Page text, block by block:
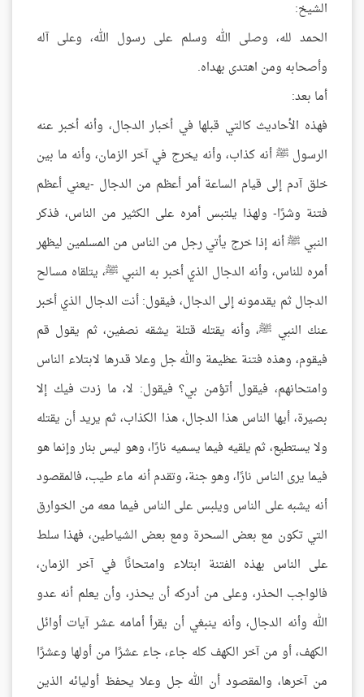
الشيخ:
الحمد لله، وصلى الله وسلم على رسول الله، وعلى آله
وأصحابه ومن اهتدى بهداه.
أما بعد:
فهذه الأحاديث كالتي قبلها في أخبار الدجال، وأنه أخبر عنه
الرسول ﷺ أنه كذاب، وأنه يخرج في آخر الزمان، وأنه ما بين
خلق آدم إلى قيام الساعة أمر أعظم من الدجال -يعني أعظم
فتنة وشرًا- ولهذا يلتبس أمره على الكثير من الناس، فذكر
النبي ﷺ أنه إذا خرج يأتي رجل من الناس من المسلمين ليظهر
أمره للناس، وأنه الدجال الذي أخبر به النبي ﷺ، يتلقاه مسالح
الدجال ثم يقدمونه إلى الدجال، فيقول: أنت الدجال الذي أخبر
عنك النبي ﷺ، وأنه يقتله قتلة يشقه نصفين، ثم يقول قم
فيقوم، وهذه فتنة عظيمة والله جل وعلا قدرها لابتلاء الناس
وامتحانهم، فيقول أتؤمن بي؟ فيقول: لا، ما زدت فيك إلا
بصيرة، أيها الناس هذا الدجال، هذا الكذاب، ثم يريد أن يقتله
ولا يستطيع، ثم يلقيه فيما يسميه نارًا، وهو ليس بنار وإنما هو
فيما يرى الناس نارًا، وهو جنة، وتقدم أنه ماء طيب، فالمقصود
أنه يشبه على الناس ويلبس على الناس فيما معه من الخوارق
التي تكون مع بعض السحرة ومع بعض الشياطين، فهذا سلط
على الناس بهذه الفتنة ابتلاء وامتحانًا في آخر الزمان،
فالواجب الحذر، وعلى من أدركه أن يحذر، وأن يعلم أنه عدو
الله وأنه الدجال، وأنه ينبغي أن يقرأ أمامه عشر آيات أوائل
الكهف، أو من آخر الكهف كله جاء، جاء عشرًا من أولها وعشرًا
من آخرها، والمقصود أن الله جل وعلا يحفظ أوليائه الذين